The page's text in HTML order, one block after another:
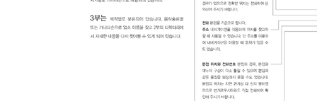
장성군/ 장흥군/ 진도군/ 함평군/ 해남군/ 화순군
전라북도: 고창군/ 군산시/ 김제시/ 남원시/ 무주
충청남도: 계룡시/ 공주시/ 금산군/ 논산시/ 당진
충청북도: 괴산군/ 단양군/ 보은군/ 영동군/ 옥천